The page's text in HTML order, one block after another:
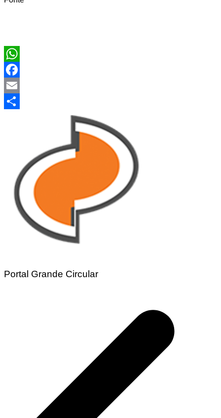
WhatsApp
Facebook
Email
Portal Grande Circular